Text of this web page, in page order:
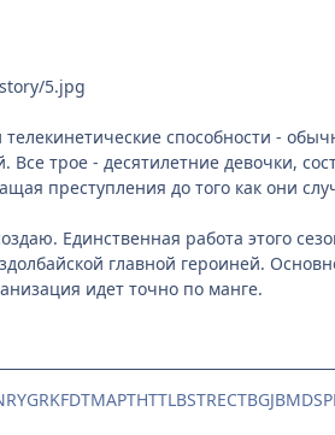
5.jpg
телекинетические способности -
Все трое - десятилетние девочки,
преступления до того как они
Единственная работа этого
главной героиней.
идет точно по манге.